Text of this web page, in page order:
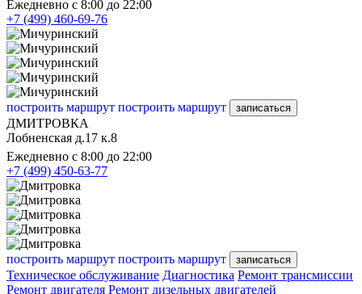
Ежедневно с 8:00 до 22:00
+7 (499) 460-69-76
построить маршрут построить маршрут записаться
ДМИТРОВКА
Лобненская д.17 к.8
Ежедневно с 8:00 до 22:00
+7 (499) 450-63-77
построить маршрут построить маршрут записаться
Техническое обслуживание Диагностика Ремонт трансмиссии
Ремонт двигателя Ремонт дизельных двигателей